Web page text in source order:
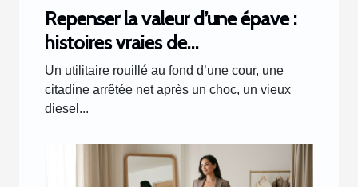
Repenser la valeur d’une épave :
histoires vraies de
transformations inattendues
Un utilitaire rouillé au fond d’une cour, une
citadine arrêtée net après un choc, un vieux
diesel...